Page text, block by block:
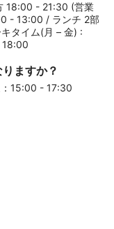
18:00 - 21:30 (営業
- 13:00 / ランチ 2部
タイム(月 – 金) :
18:00
ますか？
15:00 - 17:30